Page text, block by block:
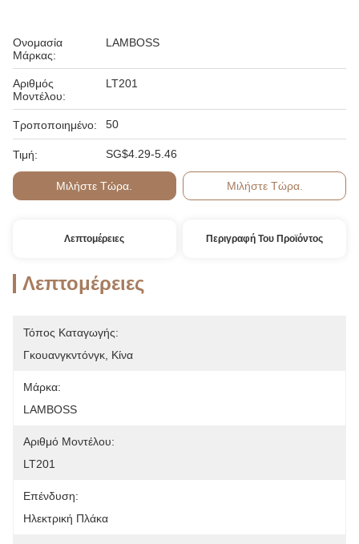
Ονομασία
Μάρκας:
LAMBOSS
Αριθμός
Μοντέλου:
LT201
Τροποποιημένο: 50
Τιμή: SG$4.29-5.46
Μιλήστε Τώρα. Μιλήστε Τώρα.
Λεπτομέρειες Περιγραφή Του Προϊόντος
Λεπτομέρειες
Τόπος Καταγωγής:
Γκουανγκντόνγκ, Κίνα
Μάρκα:
LAMBOSS
Αριθμό Μοντέλου:
LT201
Επένδυση:
Ηλεκτρική Πλάκα